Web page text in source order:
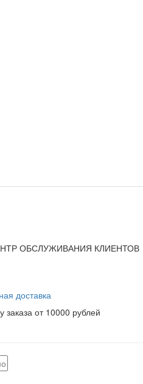
ОБСЛУЖИВАНИЯ КЛИЕНТОВ
доставка
заказа от 10000 рублей